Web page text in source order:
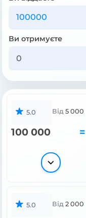
Ви отримуєте
5.0 Від 5 000
100 000 =
5.0 Від 2 000